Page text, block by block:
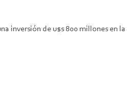
inversión de u$s 800 millones en